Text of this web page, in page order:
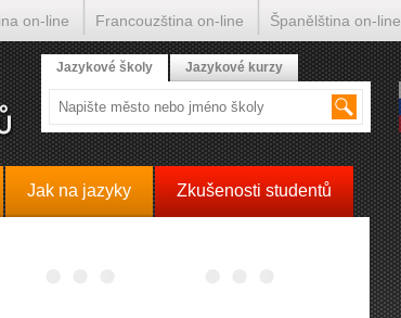
Jak na jazyky Zkušenosti studentů
Jazykové školy Jazykové kurzy
on-line Francouzština on-line Španělština on-line